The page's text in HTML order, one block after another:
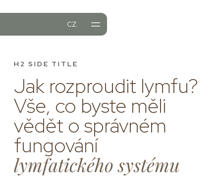
CZ
H2 SIDE TITLE
Jak rozproudit lymfu?
Vše, co byste měli
vědět o správném
fungování
lymfatického systému